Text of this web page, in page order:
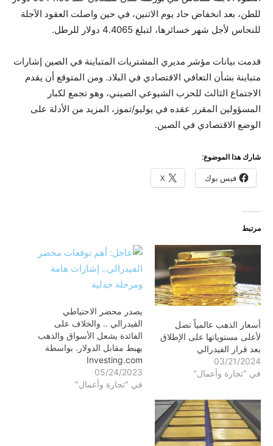
للطن، بعد انخفاض حاد يوم الاثنين، في حين واصلت العقود الآجلة
للنحاس لأجل شهر خسائرها، لتبلغ 4.4065 دولار للرطل.
قدمت بيانات مؤشر مديري المشتريات المتباينة في الصين إشارات
متباينة بشأن التعافي الاقتصادي في البلاد. ومن المتوقع أن يقدم
الاجتماع الثالث للحزب الشيوعي الصيني، وهو تجمع لكبار
المسؤولين المقرر عقده في يوليو/تموز، المزيد من الأدلة على
الوضع الاقتصادي في الصين.
شارك هذا الموضوع:
فيس بوك X
مرتبط
أسعار الذهب عالمياً تصل
لأعلى مستوياتها على الإطلاق
بعد قرار الفيدرالي
03/21/2024
في "تجارة وأعمال"
يصدر محضر الاحتياطي
الفيدرالي .. والخلاف على
الفائدة يشعل الأسواق والذهب
يهبط مقابل الدولار. بواسطة
Investing.com
05/24/2023
في "تجارة وأعمال"